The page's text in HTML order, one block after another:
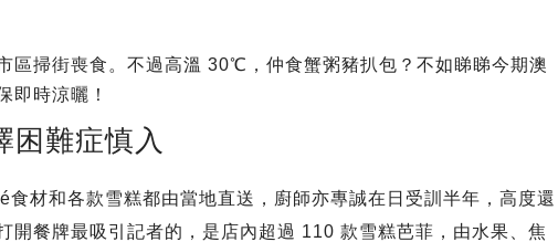
區掃街喪食。不過高溫 30℃，仲食蟹粥豬扒包？不如睇睇今期澳
即時涼曬！
難症慎入
材和各款雪糕都由當地直送，廚師亦專誠在日受訓半年，高度還
開餐牌最吸引記者的，是店內超過 110 款雪糕芭菲，由水果、焦